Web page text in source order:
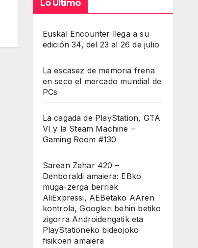
Lo Último
Euskal Encounter llega a su
edición 34, del 23 al 26 de julio
La escasez de memoria frena
en seco el mercado mundial de
PCs
La cagada de PlayStation, GTA
VI y la Steam Machine –
Gaming Room #130
Sarean Zehar 420 –
Denboraldi amaiera: EBko
muga-zerga berriak
AliExpressi, AEBetako AAren
kontrola, Googleri behin betiko
zigorra Androidengatik eta
PlayStationeko bideojoko
fisikoen amaiera